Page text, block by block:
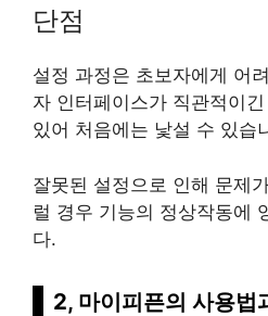
단점
설정 과정은 초보자에게 어
자 인터페이스가 직관적이
있어 처음에는 낯설 수 있습
잘못된 설정으로 인해 문제
럴 경우 기능의 정상작동에
다.
2, 마이피픈의 사용법